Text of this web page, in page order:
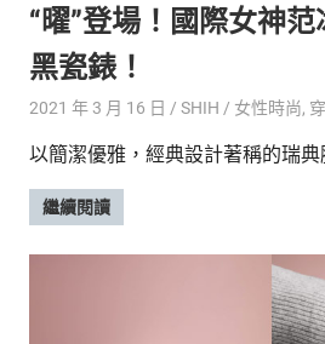
“曜”登場！國際女神
黑瓷錶！
2021 年 3 月 16 日 SHIH 女性時尚,
以簡潔優雅，經典設計著稱的瑞
繼續閱讀